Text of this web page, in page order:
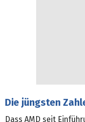
Die jüngsten
Dass AMD seit